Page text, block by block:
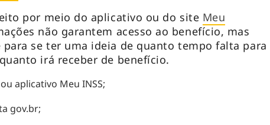
por meio do aplicativo ou do site Meu
não garantem acesso ao benefício, mas
para se ter uma ideia de quanto tempo falta para
irá receber de benefício.
aplicativo Meu INSS;
gov.br;